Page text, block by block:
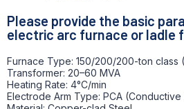
Please provide the basic
electric arc furnace or ladle
Furnace Type: 150/200/200-ton class
Transformer: 20–60 MVA
Heating Rate: 4°C/min
Electrode Arm Type: PCA (Conductive